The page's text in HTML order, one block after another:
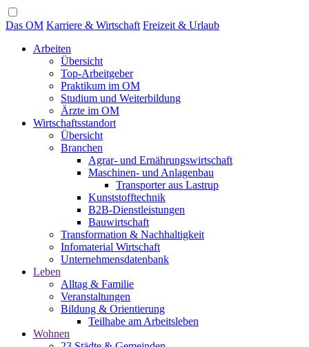
Das OM Karriere & Wirtschaft Freizeit & Urlaub
Arbeiten
Übersicht
Top-Arbeitgeber
Praktikum im OM
Studium und Weiterbildung
Ärzte im OM
Wirtschaftsstandort
Übersicht
Branchen
Agrar- und Ernährungswirtschaft
Maschinen- und Anlagenbau
Transporter aus Lastrup
Kunststofftechnik
B2B-Dienstleistungen
Bauwirtschaft
Transformation & Nachhaltigkeit
Infomaterial Wirtschaft
Unternehmensdatenbank
Leben
Alltag & Familie
Veranstaltungen
Bildung & Orientierung
Teilhabe am Arbeitsleben
Wohnen